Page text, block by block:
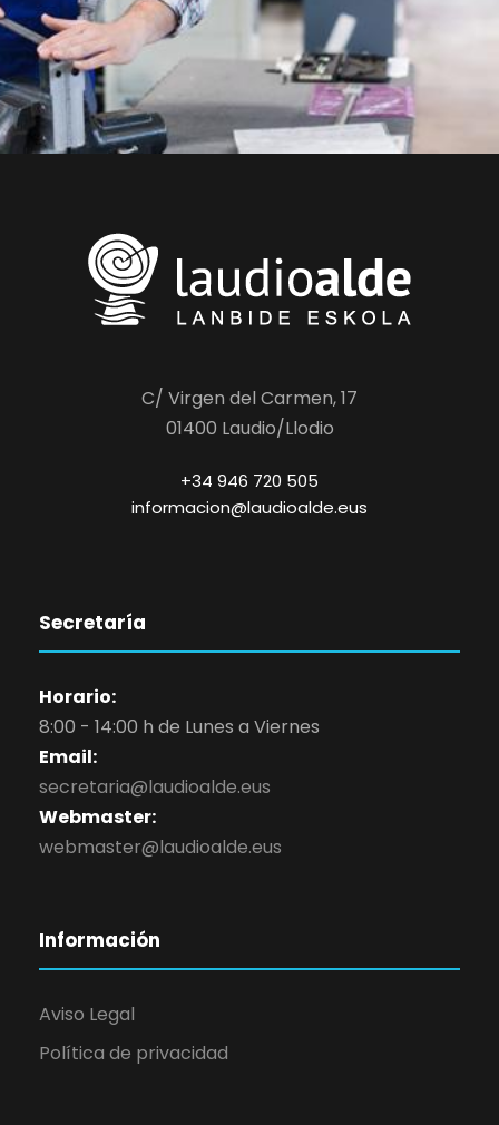
C/ Virgen del Carmen, 17
01400 Laudio/Llodio
+34 946 720 505
informacion@laudioalde.eus
Secretaría
Horario:
8:00 - 14:00 h de Lunes a Viernes
Email:
secretaria@laudioalde.eus
Webmaster:
webmaster@laudioalde.eus
Información
Aviso Legal
Política de privacidad